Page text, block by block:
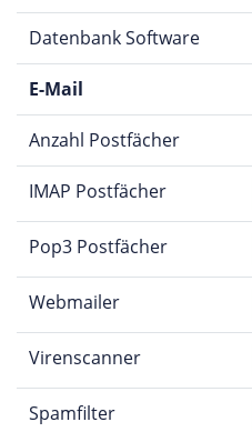
Datenbank Software
E-Mail
Anzahl Postfächer
IMAP Postfächer
Pop3 Postfächer
Webmailer
Virenscanner
Spamfilter